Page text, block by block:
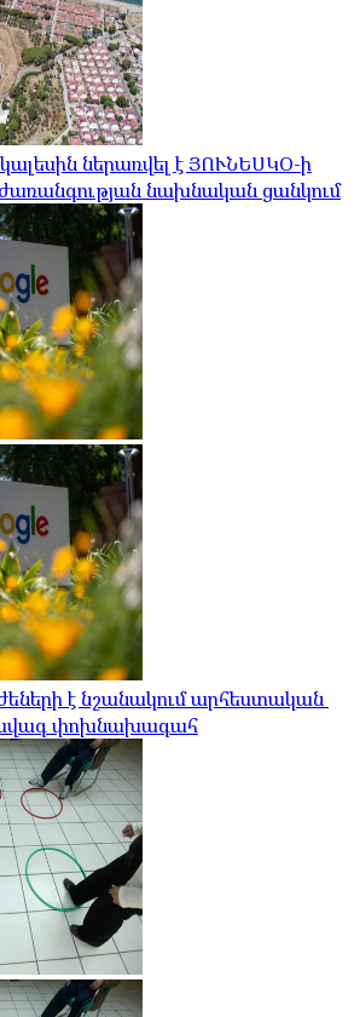
ներառվել է ՅՈՒՆԵՍԿՕ-ի
նախնական ցանկում
է նշանակում արհեստական
փոխնախագահ